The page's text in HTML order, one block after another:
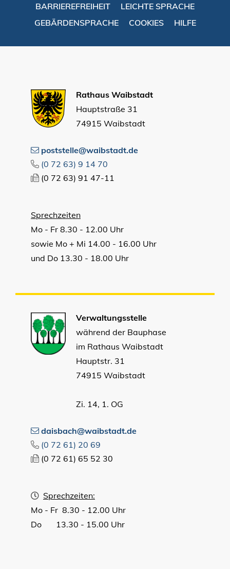
BARRIEREFREIHEIT
LEICHTE SPRACHE
GEBÄRDENSPRACHE
COOKIES HILFE
Rathaus Waibstadt
Hauptstraße 31
74915 Waibstadt
poststelle@waibstadt.de
(0 72 63) 9 14 70
(0 72 63) 91 47-11
Sprechzeiten
Mo - Fr 8.30 - 12.00 Uhr
sowie Mo + Mi 14.00 - 16.00 Uhr
und Do 13.30 - 18.00 Uhr
Verwaltungsstelle
während der Bauphase
im Rathaus Waibstadt
Hauptstr. 31
74915 Waibstadt
Zi. 14, 1. OG
daisbach@waibstadt.de
(0 72 61) 20 69
(0 72 61) 65 52 30
Sprechzeiten:
Mo - Fr 8.30 - 12.00 Uhr
Do 13.30 - 15.00 Uhr